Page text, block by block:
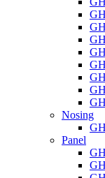
Nosing
Panel